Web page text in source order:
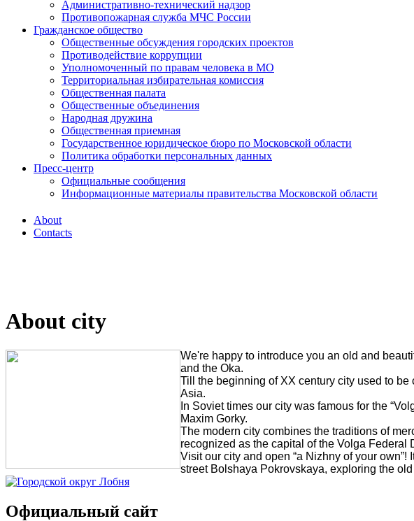
Административно-технический надзор
Противопожарная служба МЧС России
Гражданское общество
Общественные обсуждения городских проектов
Противодействие коррупции
Уполномоченный по правам человека в МО
Территориальная избирательная комиссия
Общественная палата
Общественные объединения
Народная дружина
Общественная приемная
Государственное юридическое бюро по Московской области
Политика обработки персональных данных
Пресс-центр
Официальные сообщения
Информационные материалы правительства Московской области
About
Contacts
About city
We're happy to introduce you an old and
and the Oka.
Till the beginning of XX century city used to be
Asia.
In Soviet times our city was famous for the
Maxim Gorky.
The modern city combines the traditions of
recognized as the capital of the Volga
Visit our city and open “a Nizhny of your
street Bolshaya Pokrovskaya, exploring the
Официальный сайт